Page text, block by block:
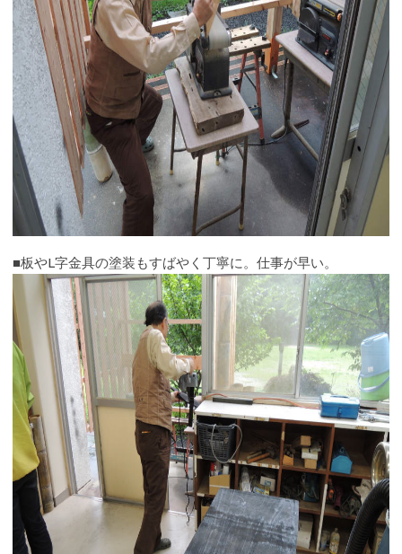
■板やL字金具の塗装もすばやく丁寧に。仕事が早い。